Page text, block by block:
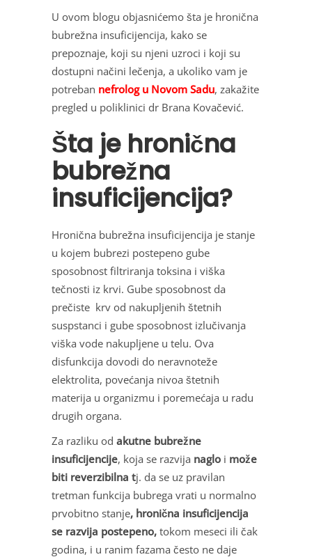
U ovom blogu objasnićemo šta je hronična
bubrežna insuficijencija, kako se
prepoznaje, koji su njeni uzroci i koji su
dostupni načini lečenja, a ukoliko vam je
potreban nefrolog u Novom Sadu, zakažite
pregled u poliklinici dr Brana Kovačević.
Šta je hronična
bubrežna
insuficijencija?
Hronična bubrežna insuficijencija je stanje
u kojem bubrezi postepeno gube
sposobnost filtriranja toksina i viška
tečnosti iz krvi. Gube sposobnost da
prečiste krv od nakupljenih štetnih
suspstanci i gube sposobnost izlučivanja
viška vode nakupljene u telu. Ova
disfunkcija dovodi do neravnoteže
elektrolita, povećanja nivoa štetnih
materija u organizmu i poremećaja u radu
drugih organa.
Za razliku od akutne bubrežne
insuficijencije, koja se razvija naglo i može
biti reverzibilna tj. da se uz pravilan
tretman funkcija bubrega vrati u normalno
prvobitno stanje, hronična insuficijencija
se razvija postepeno, tokom meseci ili čak
godina, i u ranim fazama često ne daje